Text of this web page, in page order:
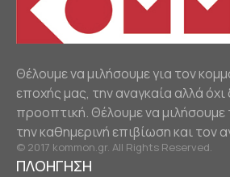
Θέλουμε να μιλήσουμε για τον
εποχής μας, την αναγκαία αλλά όχι
προοπτική. Θέλουμε να μιλήσουμε
την καθημερινή επιβίωση και τον
© 2017 kommon.gr. All Rights Reserved.
ΠΛΟΗΓΗΣΗ